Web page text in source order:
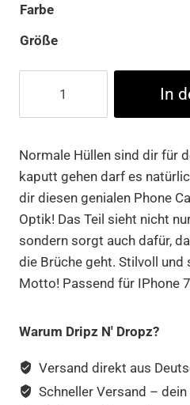
Farbe
Größe
iPhone
SE
Menge
In
Normale Hüllen sind dir für
kaputt gehen darf es
dir diesen genialen Phone
Optik! Das Teil sieht nicht
sondern sorgt auch dafür,
die Brüche geht. Stilvoll und
Motto! Passend für IPhone
Warum Dripz N' Dropz?
Versand direkt aus
Schneller Versand –